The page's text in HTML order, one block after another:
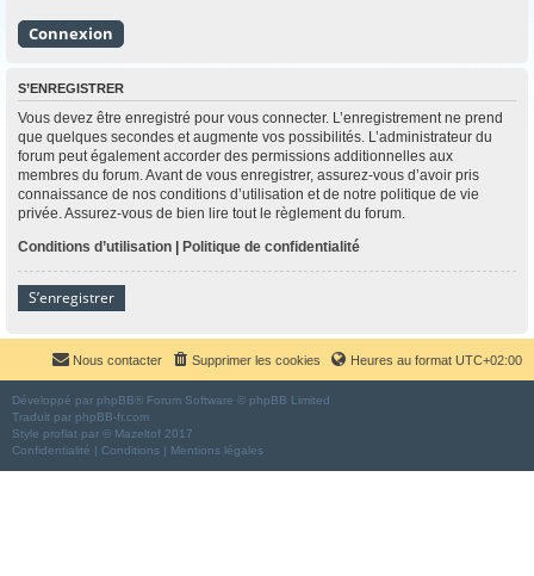
S’ENREGISTRER
Vous devez être enregistré pour vous connecter. L’enregistrement ne prend
que quelques secondes et augmente vos possibilités. L’administrateur du
forum peut également accorder des permissions additionnelles aux
membres du forum. Avant de vous enregistrer, assurez-vous d’avoir pris
connaissance de nos conditions d’utilisation et de notre politique de vie
privée. Assurez-vous de bien lire tout le règlement du forum.
Conditions d’utilisation | Politique de confidentialité
S’enregistrer
Heures au format UTC+02:00
Supprimer les cookies
Nous contacter
Développé par phpBB® Forum Software © phpBB Limited
Traduit par phpBB-fr.com
Style proflat par © Mazeltof 2017
Confidentialité | Conditions | Mentions légales